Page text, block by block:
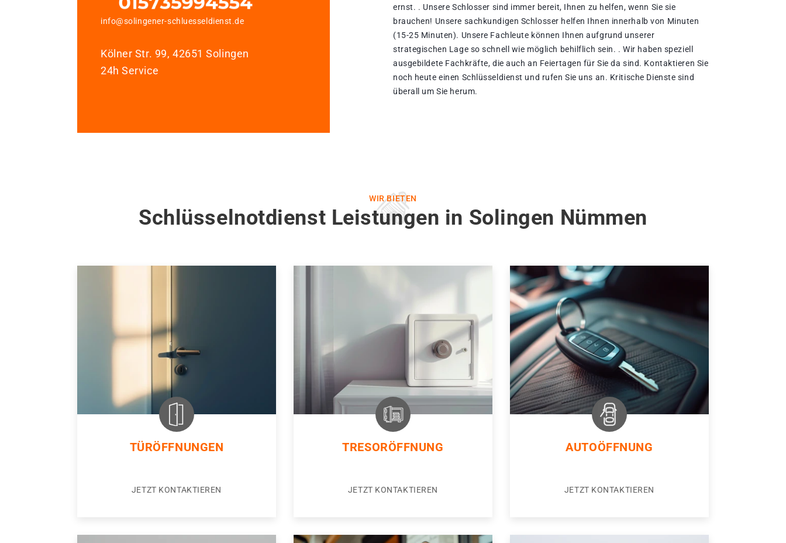
info@solingener-schluesseldienst.de
Kölner Str. 99, 42651 Solingen
24h Service
ernst. . Unsere Schlosser sind immer bereit, Ihnen zu helfen, wenn Sie sie
brauchen! Unsere sachkundigen Schlosser helfen Ihnen innerhalb von Minuten
(15-25 Minuten). Unsere Fachleute können Ihnen aufgrund unserer
strategischen Lage so schnell wie möglich behilflich sein. . Wir haben speziell
ausgebildete Fachkräfte, die auch an Feiertagen für Sie da sind. Kontaktieren Sie
noch heute einen Schlüsseldienst und rufen Sie uns an. Kritische Dienste sind
überall um Sie herum.
WIR BIETEN
Schlüsselnotdienst Leistungen in Solingen Nümmen
TÜRÖFFNUNGEN
JETZT KONTAKTIEREN
TRESORÖFFNUNG
JETZT KONTAKTIEREN
AUTOÖFFNUNG
JETZT KONTAKTIEREN